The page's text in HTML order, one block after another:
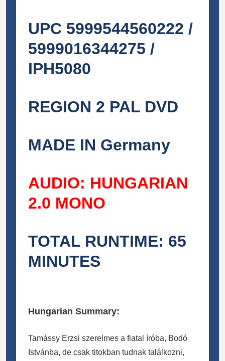
UPC 5999544560222 /
5999016344275 /
IPH5080
REGION 2 PAL DVD
MADE IN Germany
AUDIO: HUNGARIAN
2.0 MONO
TOTAL RUNTIME: 65
MINUTES
Hungarian Summary:
Tamássy Erzsi szerelmes a fiatal íróba, Bodó
Istvánba, de csak titokban tudnak találkozni,